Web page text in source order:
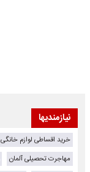
نیازمندیها
خرید اقساطی لوازم خانگی
مهاجرت تحصیلی آلمان